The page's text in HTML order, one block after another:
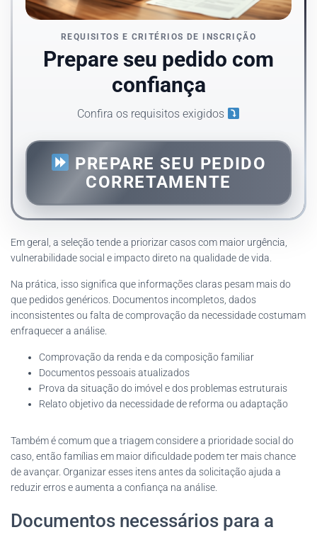
REQUISITOS E CRITÉRIOS DE INSCRIÇÃO
Prepare seu pedido com
confiança
Confira os requisitos exigidos
PREPARE SEU PEDIDO
CORRETAMENTE
Em geral, a seleção tende a priorizar casos com maior urgência,
vulnerabilidade social e impacto direto na qualidade de vida.
Na prática, isso significa que informações claras pesam mais do
que pedidos genéricos. Documentos incompletos, dados
inconsistentes ou falta de comprovação da necessidade costumam
enfraquecer a análise.
Comprovação da renda e da composição familiar
Documentos pessoais atualizados
Prova da situação do imóvel e dos problemas estruturais
Relato objetivo da necessidade de reforma ou adaptação
Também é comum que a triagem considere a prioridade social do
caso, então famílias em maior dificuldade podem ter mais chance
de avançar. Organizar esses itens antes da solicitação ajuda a
reduzir erros e aumenta a confiança na análise.
Documentos necessários para a